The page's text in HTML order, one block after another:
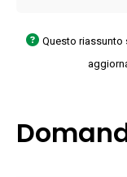
Questo riassunto